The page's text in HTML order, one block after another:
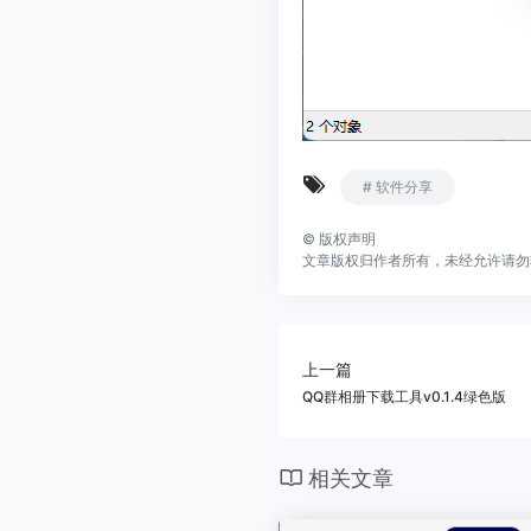
# 软件分享
© 版权声明
文章版权归作者所有，未经允许请
上一篇
QQ群相册下载工具v0.1.4绿色版
相关文章